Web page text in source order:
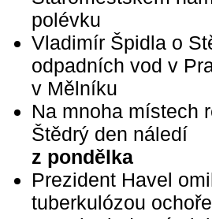
polévku
Vladimír Špidla o
odpadních vod v
v Mělníku
Na mnoha místech
Štědrý den náledí
z pondělka
Prezident Havel
tuberkulózou